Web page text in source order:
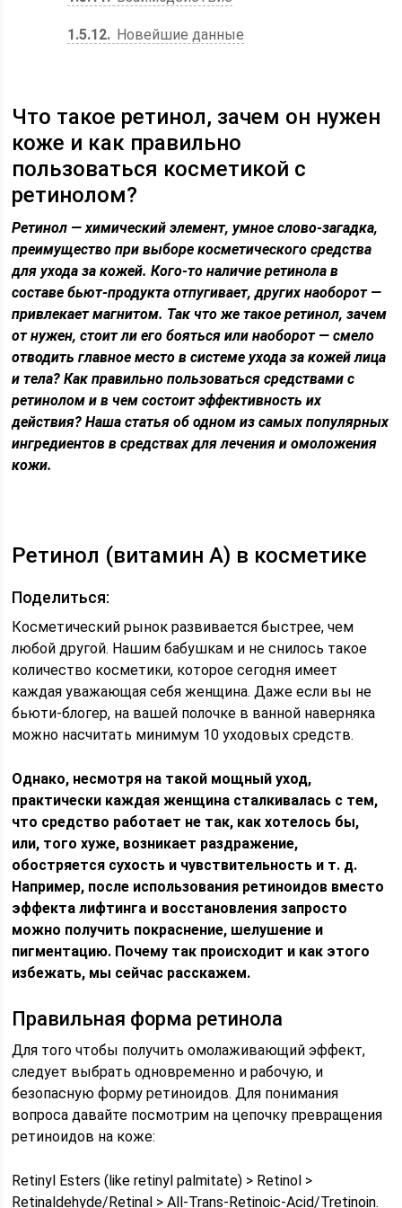
1.5.12 Новейшие данные
Что такое ретинол, зачем он нужен
коже и как правильно
пользоваться косметикой с
ретинолом?
Ретинол — химический элемент, умное слово-загадка,
преимущество при выборе косметического средства
для ухода за кожей. Кого-то наличие ретинола в
составе бьют-продукта отпугивает, других наоборот —
привлекает магнитом. Так что же такое ретинол, зачем
от нужен, стоит ли его бояться или наоборот — смело
отводить главное место в системе ухода за кожей лица
и тела? Как правильно пользоваться средствами с
ретинолом и в чем состоит эффективность их
действия? Наша статья об одном из самых популярных
ингредиентов в средствах для лечения и омоложения
кожи.
Ретинол (витамин А) в косметике
Поделиться:
Косметический рынок развивается быстрее, чем
любой другой. Нашим бабушкам и не снилось такое
количество косметики, которое сегодня имеет
каждая уважающая себя женщина. Даже если вы не
бьюти-блогер, на вашей полочке в ванной наверняка
можно насчитать минимум 10 уходовых средств.
Однако, несмотря на такой мощный уход,
практически каждая женщина сталкивалась с тем,
что средство работает не так, как хотелось бы,
или, того хуже, возникает раздражение,
обостряется сухость и чувствительность и т. д.
Например, после использования ретиноидов вместо
эффекта лифтинга и восстановления запросто
можно получить покраснение, шелушение и
пигментацию. Почему так происходит и как этого
избежать, мы сейчас расскажем.
Правильная форма ретинола
Для того чтобы получить омолаживающий эффект,
следует выбрать одновременно и рабочую, и
безопасную форму ретиноидов. Для понимания
вопроса давайте посмотрим на цепочку превращения
ретиноидов на коже:
Retinyl Esters (like retinyl palmitate) > Retinol >
Retinaldehyde/Retinal > All-Trans-Retinoic-Acid/Tretinoin.